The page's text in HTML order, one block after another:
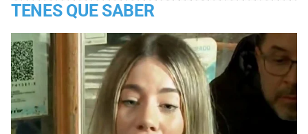
TENES QUE SABER